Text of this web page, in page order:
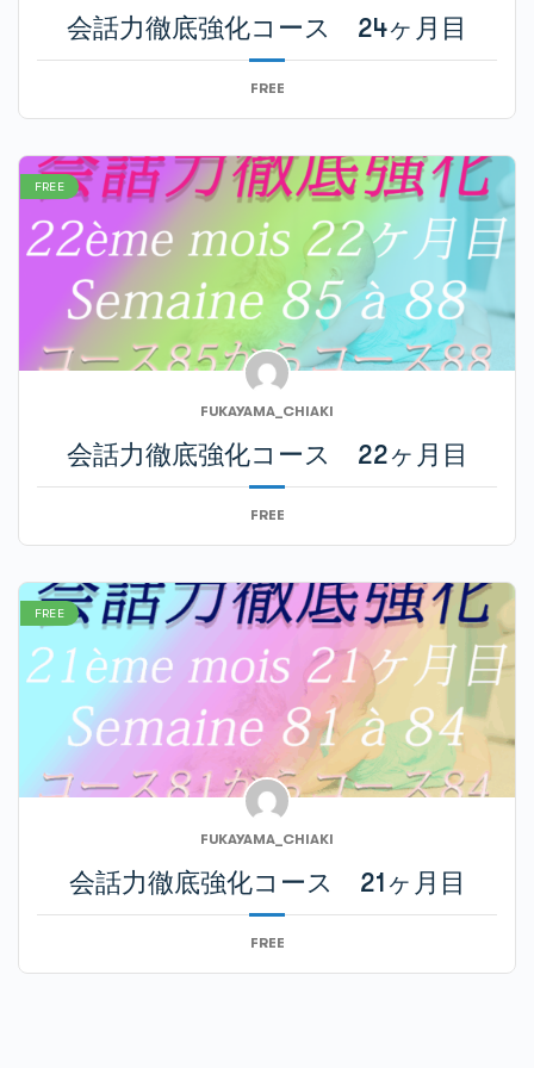
第91週第5回ミニテスト
第92週第4回ミニテスト
第92週のまとめ
会話力徹底強化コース 24ヶ月目
FREE
FREE
FUKAYAMA_CHIAKI
会話力徹底強化コース 22ヶ月目
FREE
FREE
FUKAYAMA_CHIAKI
会話力徹底強化コース 21ヶ月目
FREE